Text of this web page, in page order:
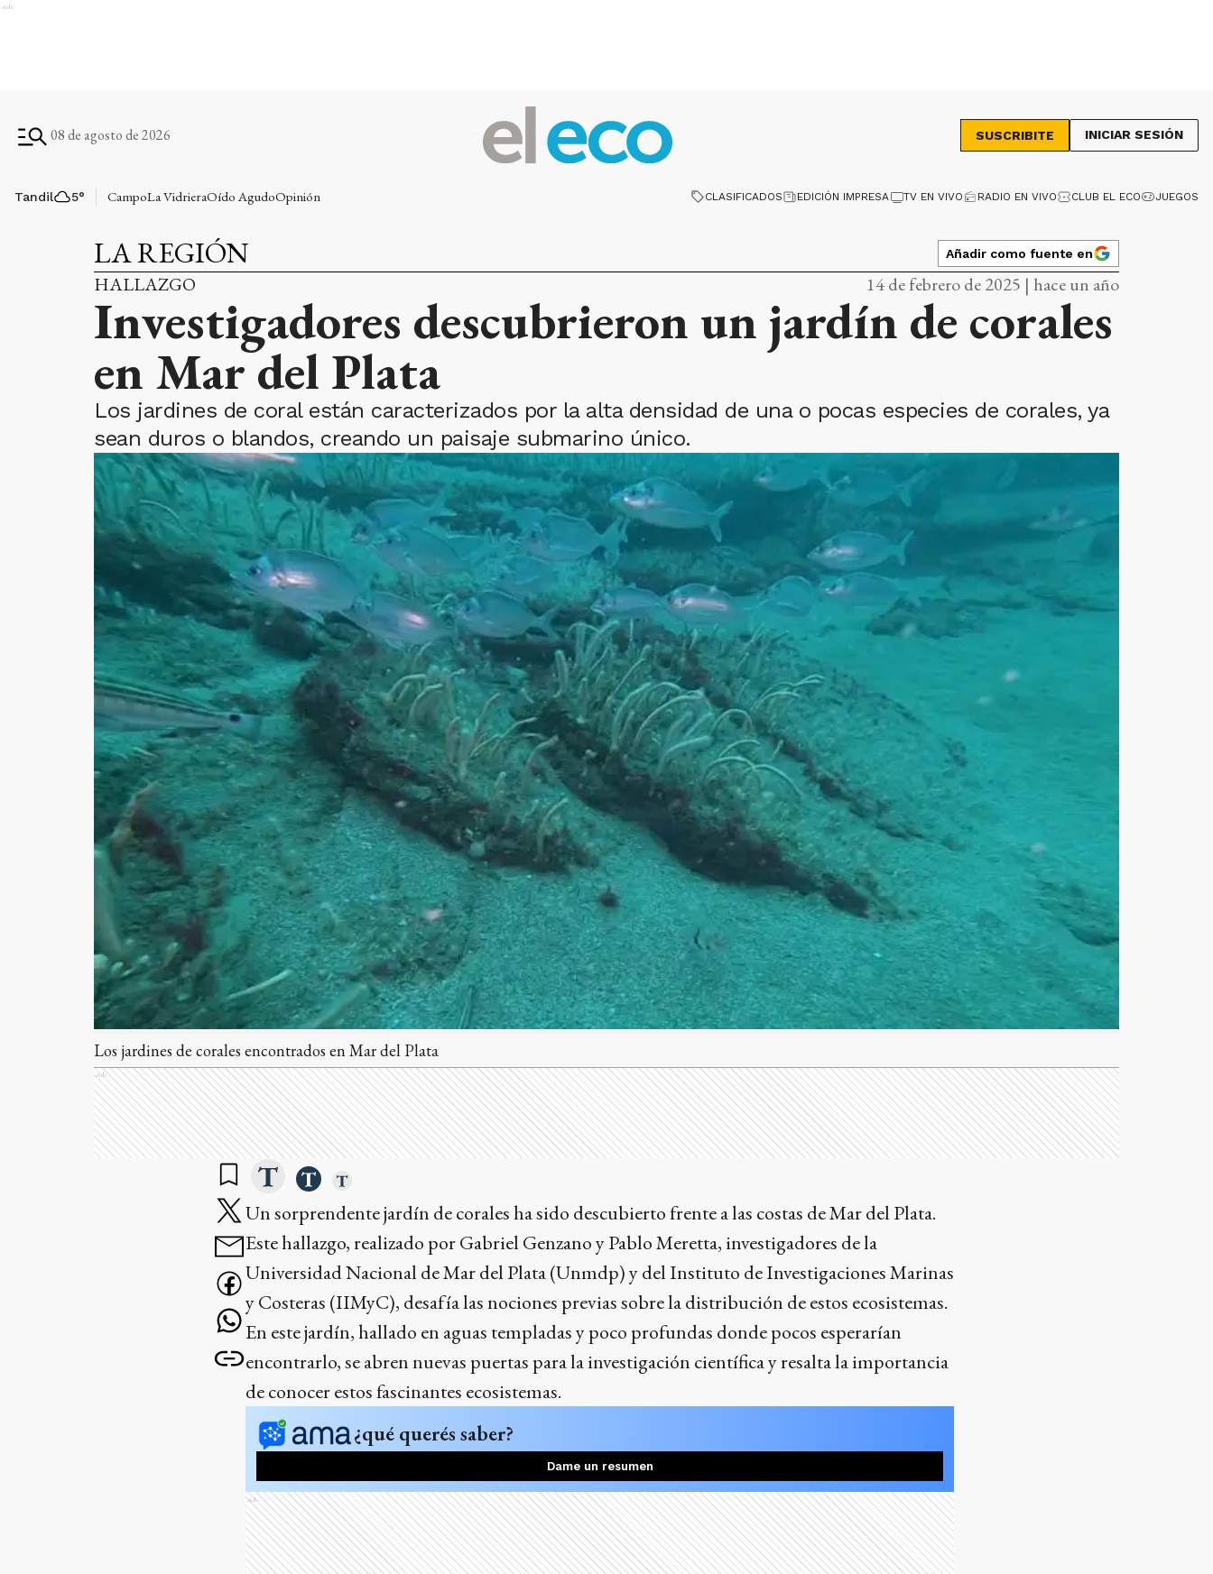
Ads
08 de agosto de 2026 SUSCRIBITE INICIAR SESIÓN
Tandil 5° CampoLa VidrieraOído AgudoOpinión CLASIFICADOS EDICIÓN IMPRESA TV EN VIVO RADIO EN VIVO CLUB EL ECO JUEGOS
LA REGIÓN Añadir como fuente en
HALLAZGO 14 de febrero de 2025 | hace un año
Investigadores descubrieron un jardín de corales
en Mar del Plata
Los jardines de coral están caracterizados por la alta densidad de una o pocas especies de corales, ya
sean duros o blandos, creando un paisaje submarino único.
Los jardines de corales encontrados en Mar del Plata
Ads
Un sorprendente jardín de corales ha sido descubierto frente a las costas de Mar del Plata.
Este hallazgo, realizado por Gabriel Genzano y Pablo Meretta, investigadores de la
Universidad Nacional de Mar del Plata (Unmdp) y del Instituto de Investigaciones Marinas
y Costeras (IIMyC), desafía las nociones previas sobre la distribución de estos ecosistemas.
En este jardín, hallado en aguas templadas y poco profundas donde pocos esperarían
encontrarlo, se abren nuevas puertas para la investigación científica y resalta la importancia
de conocer estos fascinantes ecosistemas.
¿qué querés saber?
Dame un resumen
Ads